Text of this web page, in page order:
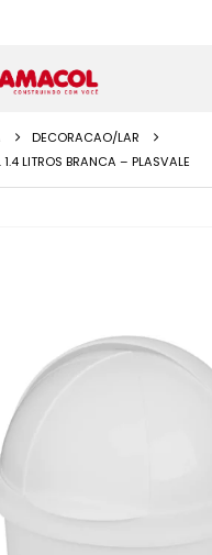
DECORACAO/LAR
1.4 LITROS BRANCA – PLASVALE